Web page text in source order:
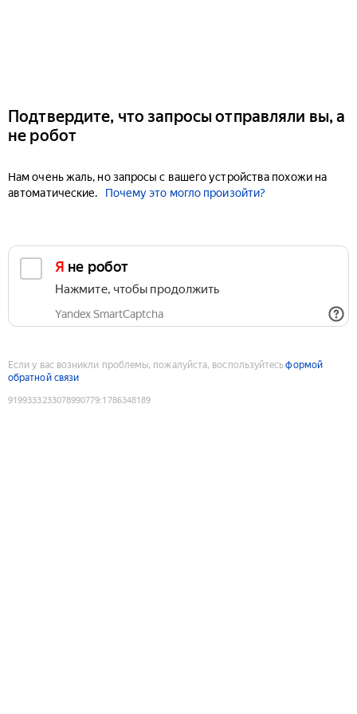
Подтвердите, что запросы отправляли вы, а
не робот
Нам очень жаль, но запросы с вашего устройства похожи на
автоматические.
Почему это могло произойти?
Я не робот
Нажмите, чтобы продолжить
Yandex SmartCaptcha
Если у вас возникли проблемы, пожалуйста, воспользуйтесьформой
обратной связи
9199333233078990779:1786348189